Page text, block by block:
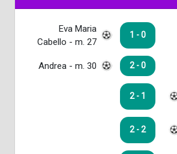
Eva Maria
Cabello - m. 27
1 - 0
Andrea - m. 30 2 - 0
2 - 1
2 - 2